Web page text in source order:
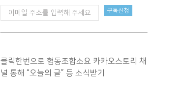
클릭한번으로 협동조합소요 카카오스토리 채
널 통해 “오늘의 글” 등 소식받기